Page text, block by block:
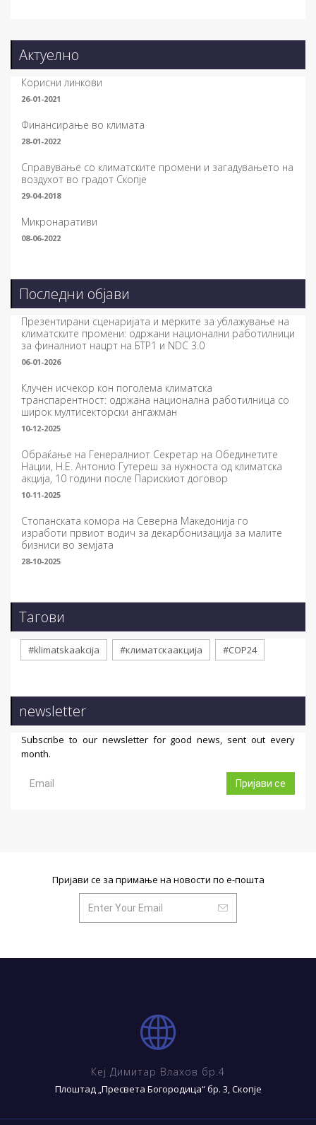
Актуелно
Корисни линкови
26-01-2021
Финансирање во климата
28-01-2022
Справување со климатските промени и загадувањето на
воздухот во градот Скопје
29-04-2018
Микронаративи
08-06-2022
Последни објави
Презентирани сценаријата и мерките за ублажување на
климатските промени: одржани национални работилници
за финалниот нацрт на БТР1 и NDC 3.0
06-01-2026
Клучен исчекор кон поголема климатска
транспарентност: одржана национална работилница со
широк мултисекторски ангажман
10-12-2025
Обраќање на Генералниот Секретар на Обединетите
Нации, Н.Е. Антонио Гутереш за нужноста од климатска
акција, 10 години после Парискиот договор
10-11-2025
Стопанската комора на Северна Македонија го
изработи првиот водич за декарбонизација за малите
бизниси во земјата
28-10-2025
Тагови
#klimatskaakcija #климатскаакција #COP24
newsletter
Subscribe to our newsletter for good news, sent out every
month.
Пријави се
Пријави се за примање на новости по е-пошта
Кеј Димитар Влахов бр.4
Плоштад „Пресвета Богородица“ бр. 3, Скопје